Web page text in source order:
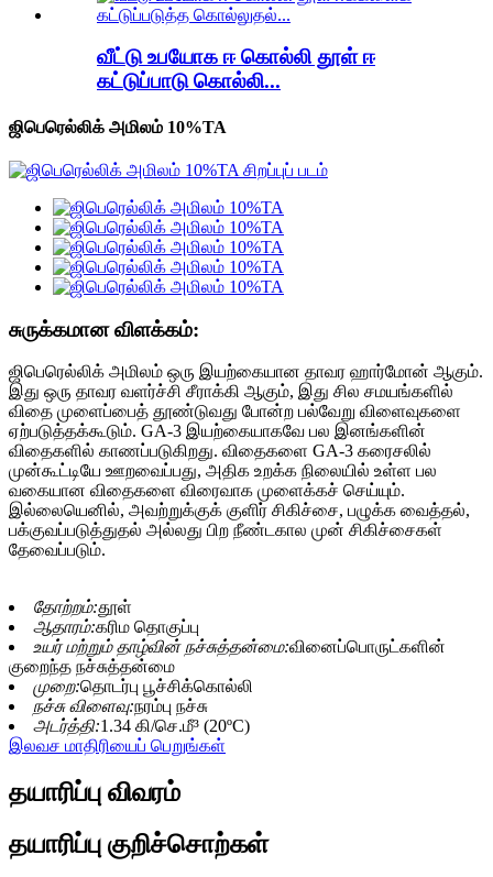
வீட்டு உபயோக ஈ கொல்லி தூள் ஈ
கட்டுப்பாடு கொல்லி...
ஜிபெரெல்லிக் அமிலம் 10%TA
சுருக்கமான விளக்கம்:
ஜிபெரெல்லிக் அமிலம் ஒரு இயற்கையான தாவர ஹார்மோன் ஆகும்.
இது ஒரு தாவர வளர்ச்சி சீராக்கி ஆகும், இது சில சமயங்களில்
விதை முளைப்பைத் தூண்டுவது போன்ற பல்வேறு விளைவுகளை
ஏற்படுத்தக்கூடும். GA-3 இயற்கையாகவே பல இனங்களின்
விதைகளில் காணப்படுகிறது. விதைகளை GA-3 கரைசலில்
முன்கூட்டியே ஊறவைப்பது, அதிக உறக்க நிலையில் உள்ள பல
வகையான விதைகளை விரைவாக முளைக்கச் செய்யும்.
இல்லையெனில், அவற்றுக்குக் குளிர் சிகிச்சை, பழுக்க வைத்தல்,
பக்குவப்படுத்துதல் அல்லது பிற நீண்டகால முன் சிகிச்சைகள்
தேவைப்படும்.
தோற்றம்:தூள்
ஆதாரம்:கரிம தொகுப்பு
உயர் மற்றும் தாழ்வின் நச்சுத்தன்மை:வினைப்பொருட்களின்
குறைந்த நச்சுத்தன்மை
முறை:தொடர்பு பூச்சிக்கொல்லி
நச்சு விளைவு:நரம்பு நச்சு
அடர்த்தி:1.34 கி/செ.மீ³ (20ºC)
இலவச மாதிரியைப் பெறுங்கள்
தயாரிப்பு விவரம்
தயாரிப்பு குறிச்சொற்கள்